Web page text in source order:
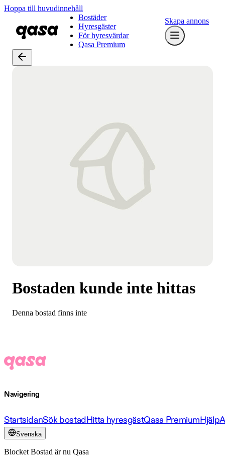
Hoppa till huvudinnehåll
Bostäder
Hyresgäster
För hyresvärdar
Qasa Premium
Skapa annons
Bostaden kunde inte hittas
Denna bostad finns inte
Navigering
StartsidanSök bostadHitta hyresgästQasa PremiumHjälp
Svenska
Blocket Bostad är nu Qasa